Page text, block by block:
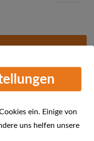
ein. Einige von
uns helfen unsere